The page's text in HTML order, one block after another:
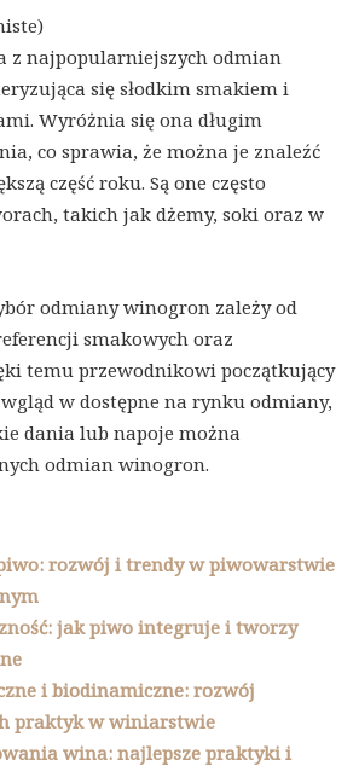
z najpopularniejszych odmian
się słodkim smakiem i
Wyróżnia się ona długim
co sprawia, że można je znaleźć
część roku. Są one często
takich jak dżemy, soki oraz w
odmiany winogron zależy od
smakowych oraz
temu przewodnikowi początkujący
w dostępne na rynku odmiany,
dania lub napoje można
odmian winogron.
rozwój i trendy w piwowarstwie
jak piwo integruje i tworzy
i biodinamiczne: rozwój
praktyk w winiarstwie
wina: najlepsze praktyki i